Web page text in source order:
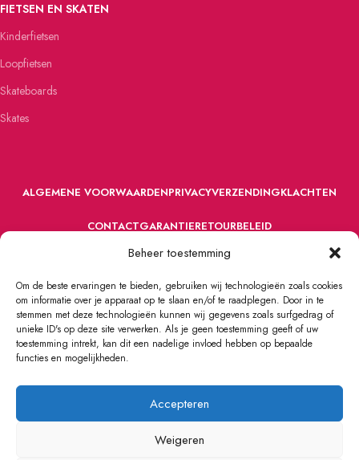
Beheer toestemming
Om de beste ervaringen te bieden, gebruiken wij technologieën zoals cookies
om informatie over je apparaat op te slaan en/of te raadplegen. Door in te
stemmen met deze technologieën kunnen wij gegevens zoals surfgedrag of
unieke ID's op deze site verwerken. Als je geen toestemming geeft of uw
toestemming intrekt, kan dit een nadelige invloed hebben op bepaalde
functies en mogelijkheden.
Accepteren
Weigeren
FIETSEN EN SKATEN
Kinderfietsen
Loopfietsen
Skateboards
Skates
ALGEMENE VOORWAARDENPRIVACYVERZENDINGKLACHTEN
CONTACTGARANTIERETOURBELEID
VOORDEFUN.NL 2022 Powered by Handelsonderneming MELS.